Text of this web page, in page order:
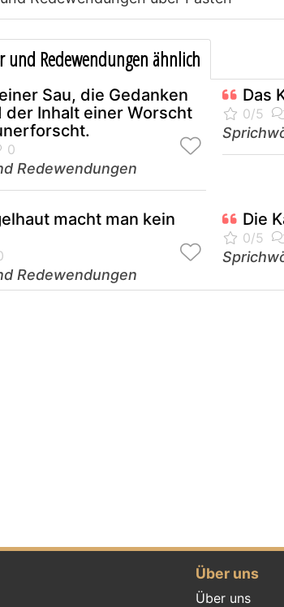
und Redewendungen ähnlich
Sau, die Gedanken
der Inhalt einer Worscht
Redewendungen
Das
macht man kein
Redewendungen
Die
Über uns
Über uns